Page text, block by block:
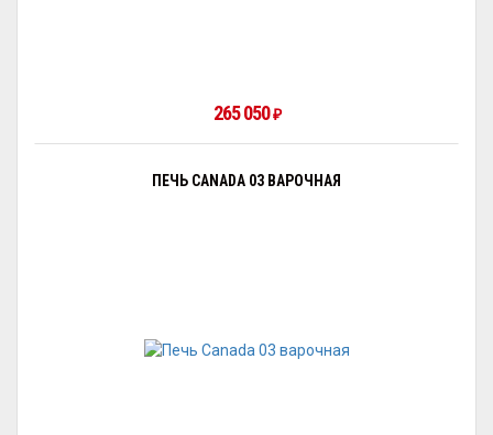
265 050₽
ПЕЧЬ CANADA 03 ВАРОЧНАЯ